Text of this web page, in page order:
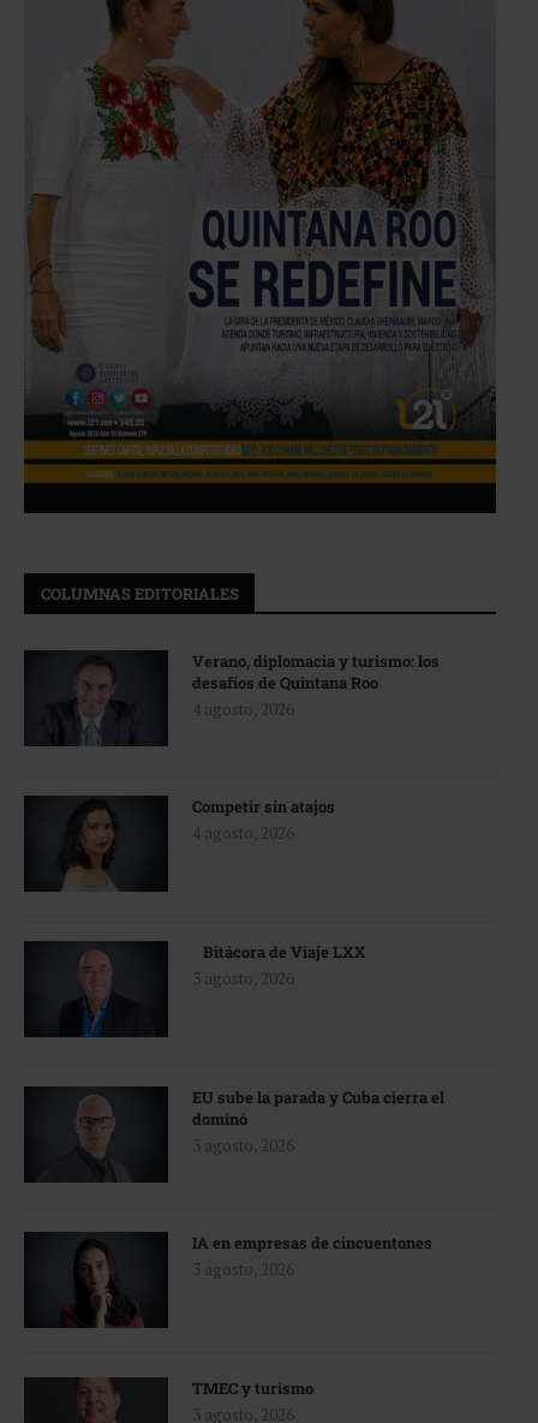
COLUMNAS EDITORIALES
Verano, diplomacia y turismo: los
desafíos de Quintana Roo
4 agosto, 2026
Competir sin atajos
4 agosto, 2026
Bitácora de Viaje LXX
3 agosto, 2026
EU sube la parada y Cuba cierra el
dominó
3 agosto, 2026
IA en empresas de cincuentones
3 agosto, 2026
TMEC y turismo
3 agosto, 2026